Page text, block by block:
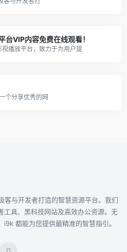
台VIP内容免费在线观看！
播放平台，致力于为用户提
个分享优秀的网
与开发者打造的智慧资源平台。我们
工具、黑科技网站及高效办公资源。无
都能为您提供最精准的智慧指引。